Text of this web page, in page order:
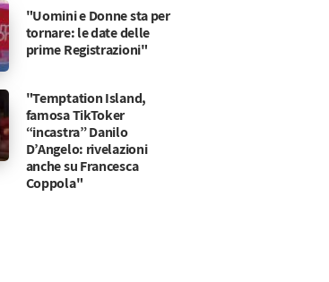
sul possibile sostituto.
"Uomini e Donne sta per
tornare: le date delle
prime Registrazioni"
"Temptation Island,
famosa TikToker
“incastra” Danilo
D’Angelo: rivelazioni
anche su Francesca
Coppola"